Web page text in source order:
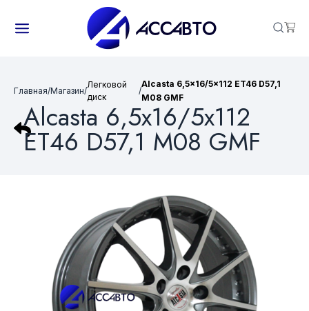
Главная/Магазин/
Легковой
диск
/
Alcasta 6,5x16/5x112 ET46 D57,1
M08 GMF
Alcasta 6,5x16/5x112
ET46 D57,1 M08 GMF